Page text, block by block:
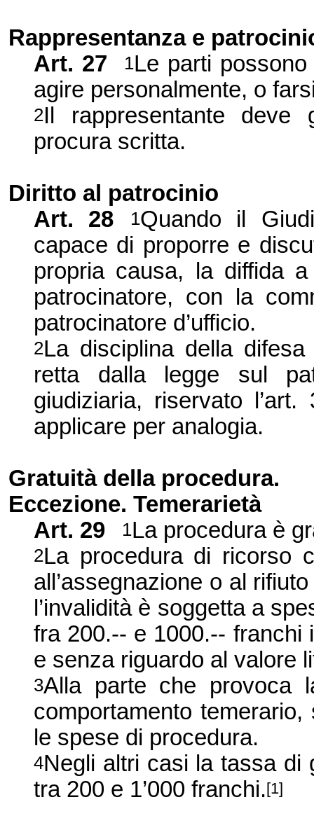
Rappresentanza e
Art. 27 1Le parti
agire personalmente, o
2Il rappresentante
procura scritta.
Diritto al patrocinio
Art.
28 1Quando il
capace di proporre e
propria causa, la diffida
patrocinatore, con la
patrocinatore d’ufficio.
2La disciplina della
retta dalla legge sul
giudiziaria, riservato
applicare per analogia.
Gratuità della procedura.
Eccezione. Temerarietà
Art. 29 1La procedura è
2La procedura di ricorso
all’assegnazione o al
l’invalidità è soggetta a
fra 200.-- e 1000.-- franchi
e senza riguardo al valore
3Alla parte che provoca
comportamento
le spese di procedura.
4Negli altri casi la tassa di
tra 200 e 1’000 franchi.[1]